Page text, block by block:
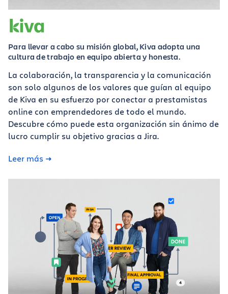
Para llevar a cabo su misión global, Kiva adopta una
cultura de trabajo en equipo abierta y honesta.
La colaboración, la transparencia y la comunicación
son solo algunos de los valores que guían al equipo
de Kiva en su esfuerzo por conectar a prestamistas
online con emprendedores de todo el mundo.
Descubre cómo puede esta organización sin ánimo de
lucro cumplir su objetivo gracias a Jira.
Leer más